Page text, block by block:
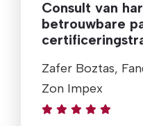
Consult van
betrouwbare
Zafer Boztas,
Zon Impex